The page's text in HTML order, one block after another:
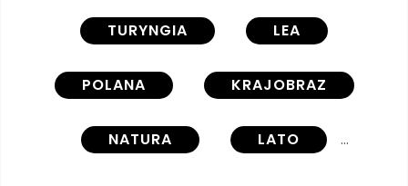
TURYNGIA LEA
POLANA KRAJOBRAZ
NATURA LATO